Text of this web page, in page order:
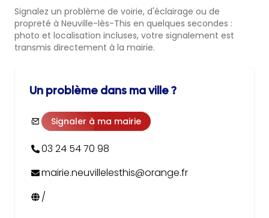
Signalez un problème de voirie, d'éclairage ou de
propreté à Neuville-lès-This en quelques secondes :
photo et localisation incluses, votre signalement est
transmis directement à la mairie.
Un problème dans ma ville ?
Signaler à ma mairie
03 24 54 70 98
mairie.neuvillelesthis@orange.fr
/